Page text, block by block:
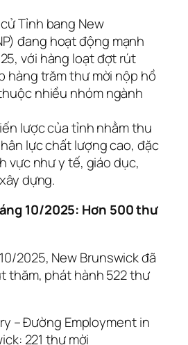
Tỉnh bang New
đang hoạt động mạnh
với hàng loạt đợt rút
hàng trăm thư mời nộp hồ
nhiều nhóm ngành
lược của tỉnh nhằm thu
lực chất lượng cao, đặc
vực như y tế, giáo dục,
dựng.
10/2025: Hơn 500 thư
2025, New Brunswick đã
thăm, phát hành 522 thư
– Đường Employment in
221 thư mời